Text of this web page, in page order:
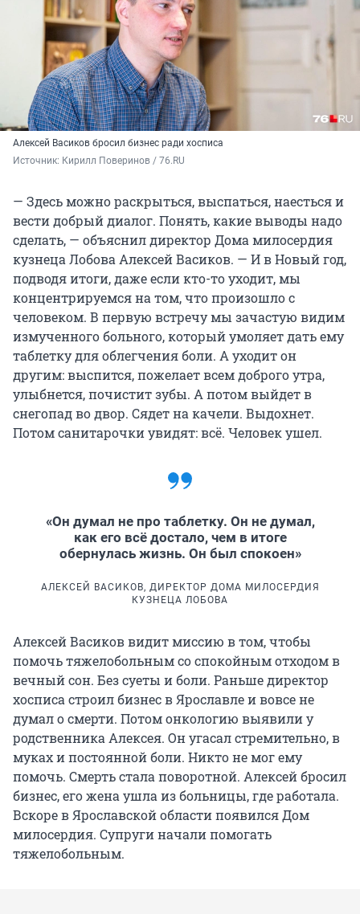
Алексей Васиков бросил бизнес ради хосписа
Источник: Кирилл Поверинов / 76.RU
— Здесь можно раскрыться, выспаться, наесться и
вести добрый диалог. Понять, какие выводы надо
сделать, — объяснил директор Дома милосердия
кузнеца Лобова Алексей Васиков. — И в Новый год,
подводя итоги, даже если кто-то уходит, мы
концентрируемся на том, что произошло с
человеком. В первую встречу мы зачастую видим
измученного больного, который умоляет дать ему
таблетку для облегчения боли. А уходит он
другим: выспится, пожелает всем доброго утра,
улыбнется, почистит зубы. А потом выйдет в
снегопад во двор. Сядет на качели. Выдохнет.
Потом санитарочки увидят: всё. Человек ушел.
«Он думал не про таблетку. Он не думал,
как его всё достало, чем в итоге
обернулась жизнь. Он был спокоен»
АЛЕКСЕЙ ВАСИКОВ, ДИРЕКТОР ДОМА МИЛОСЕРДИЯ
КУЗНЕЦА ЛОБОВА
Алексей Васиков видит миссию в том, чтобы
помочь тяжелобольным со спокойным отходом в
вечный сон. Без суеты и боли. Раньше директор
хосписа строил бизнес в Ярославле и вовсе не
думал о смерти. Потом онкологию выявили у
родственника Алексея. Он угасал стремительно, в
муках и постоянной боли. Никто не мог ему
помочь. Смерть стала поворотной. Алексей бросил
бизнес, его жена ушла из больницы, где работала.
Вскоре в Ярославской области появился Дом
милосердия. Супруги начали помогать
тяжелобольным.